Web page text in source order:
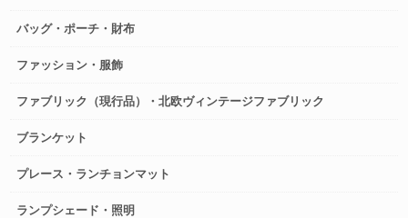
バッグ・ポーチ・財布
ファッション・服飾
ファブリック（現行品）・北欧ヴィンテージファブリック
ブランケット
プレース・ランチョンマット
ランプシェード・照明